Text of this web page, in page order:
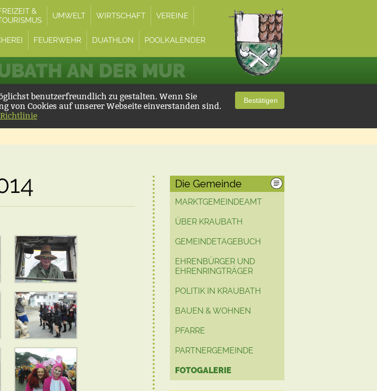
&
UMWELT WIRTSCHAFT VEREINE
FEUERWEHR DUATHLON POOLKALENDER
AN DER MUR
benutzerfreundlich zu gestalten. Wenn Sie
von Cookies auf unserer Webseite einverstanden sind.
Bestätigen
Die Gemeinde
MARKTGEMEINDEAMT
ÜBER KRAUBATH
GEMEINDETAGEBUCH
EHRENBÜRGER UND
EHRENRINGTRÄGER
POLITIK IN KRAUBATH
BAUEN & WOHNEN
PFARRE
PARTNERGEMEINDE
FOTOGALERIE